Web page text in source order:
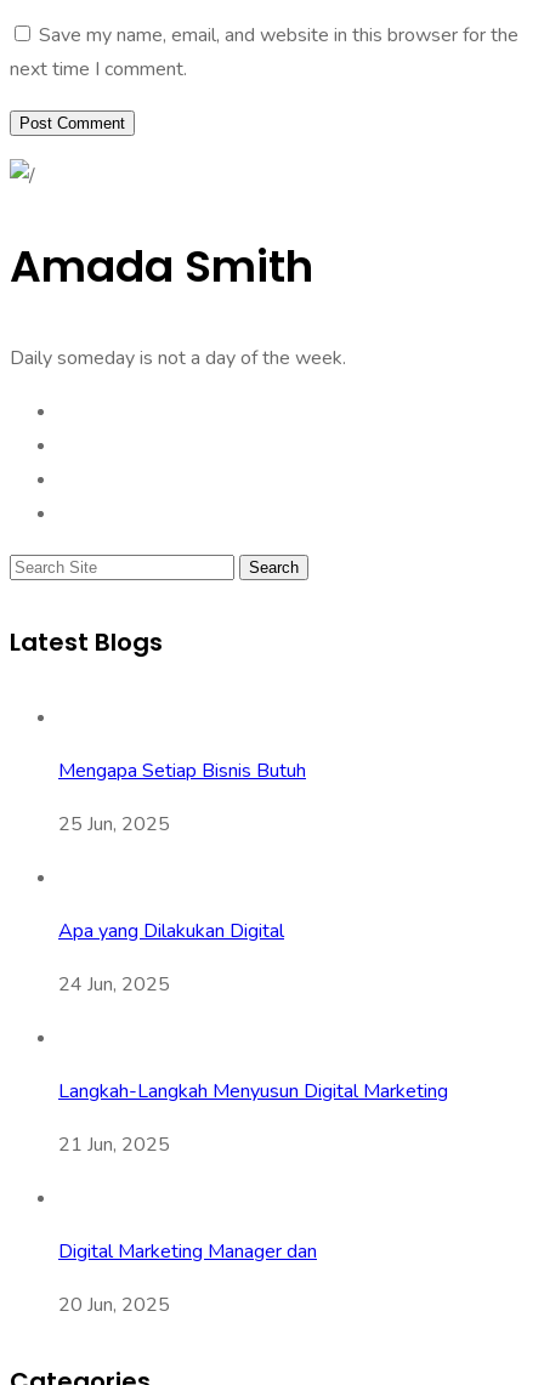
Save my name, email, and website in this browser for the
next time I comment.
Amada Smith
Daily someday is not a day of the week.
Search
Latest Blogs
Mengapa Setiap Bisnis Butuh
25 Jun, 2025
Apa yang Dilakukan Digital
24 Jun, 2025
Langkah-Langkah Menyusun Digital Marketing
21 Jun, 2025
Digital Marketing Manager dan
20 Jun, 2025